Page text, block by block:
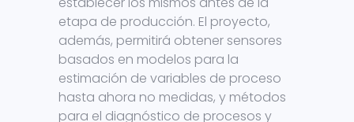
etapa de producción. El proyecto,
además, permitirá obtener sensores
basados en modelos para la
estimación de variables de proceso
hasta ahora no medidas, y métodos
para el diagnóstico de procesos y